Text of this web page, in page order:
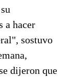
a hacer
sostuvo
dijeron que